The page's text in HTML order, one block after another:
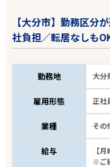
【大分市】勤務区分
社負担／転居なしも
勤務地 大分
雇用形態 正社
業種 その
給与
【
※ご